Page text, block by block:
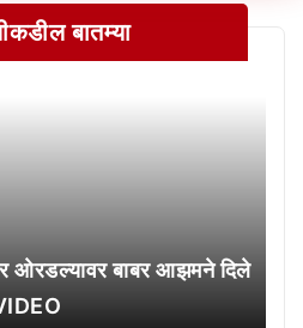
बातम्या
ओरडल्यावर बाबर आझमने दिले